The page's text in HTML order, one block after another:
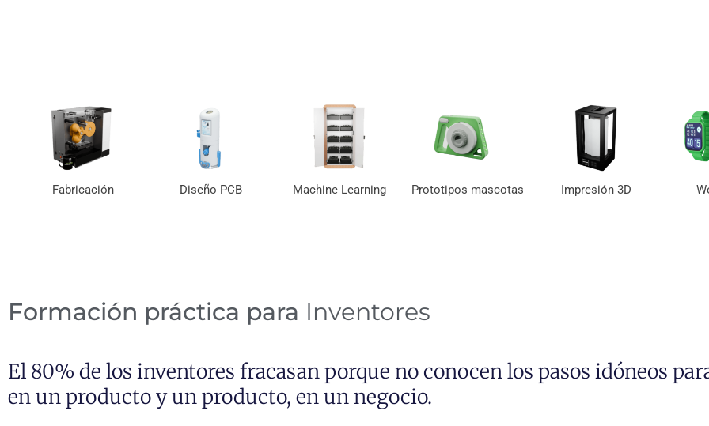
Fabricación Diseño PCB Machine Learning Prototipos mascotas Impresión 3D
Formación práctica para Inventores
El 80% de los inventores fracasan porque no conocen los pasos idóneos
en un producto y un producto, en un negocio.